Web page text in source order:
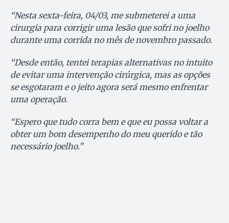
“Nesta sexta-feira, 04/03, me submeterei a uma
cirurgia para corrigir uma lesão que sofri no joelho
durante uma corrida no mês de novembro passado.
“Desde então, tentei terapias alternativas no intuito
de evitar uma intervenção cirúrgica, mas as opções
se esgotaram e o jeito agora será mesmo enfrentar
uma operação.
“Espero que tudo corra bem e que eu possa voltar a
obter um bom desempenho do meu querido e tão
necessário joelho.”